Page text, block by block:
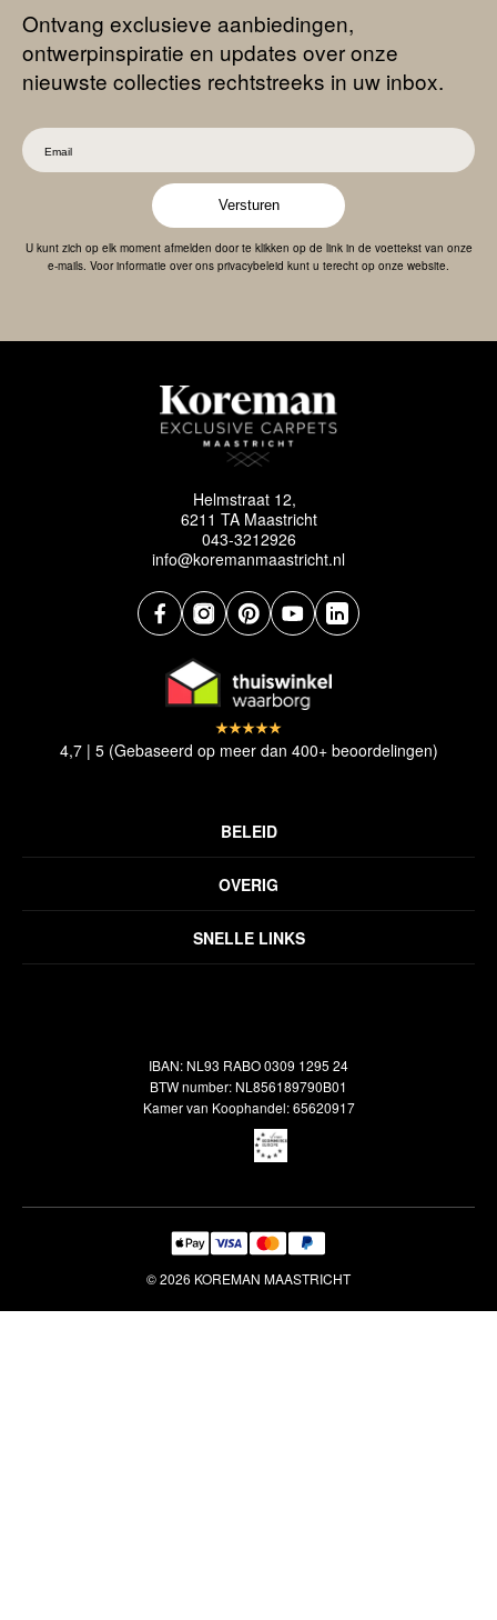
Ontvang exclusieve aanbiedingen,
ontwerpinspiratie en updates over onze
nieuwste collecties rechtstreeks in uw inbox.
Versturen
U kunt zich op elk moment afmelden door te klikken op de link in de voettekst van onze
e-mails. Voor informatie over ons privacybeleid kunt u terecht op onze website.
Helmstraat 12,
6211 TA Maastricht
043-3212926
info@koremanmaastricht.nl
SNELLE LINKS
OVERIG
Veelgestelde vragen
BELEID
Verzendbeleid
4,7 | 5 (Gebaseerd op meer dan 400+ beoordelingen)
IBAN: NL93 RABO 0309 1295 24
BTW number: NL856189790B01
Kamer van Koophandel: 65620917
© 2026 KOREMAN MAASTRICHT